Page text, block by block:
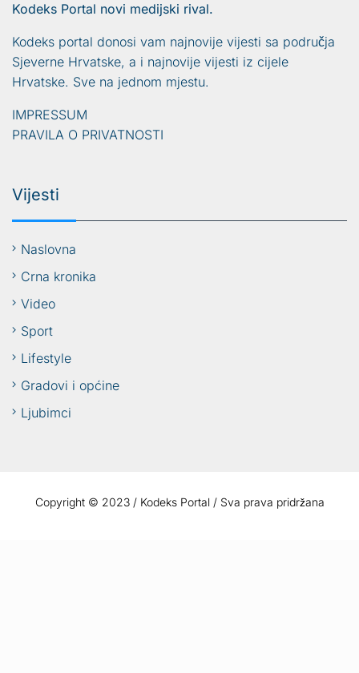
Kodeks Portal novi medijski rival.
Kodeks portal donosi vam najnovije vijesti sa područja
Sjeverne Hrvatske, a i najnovije vijesti iz cijele
Hrvatske. Sve na jednom mjestu.
IMPRESSUM
PRAVILA O PRIVATNOSTI
Vijesti
Naslovna
Crna kronika
Video
Sport
Lifestyle
Gradovi i općine
Ljubimci
Copyright © 2023 / Kodeks Portal / Sva prava pridržana